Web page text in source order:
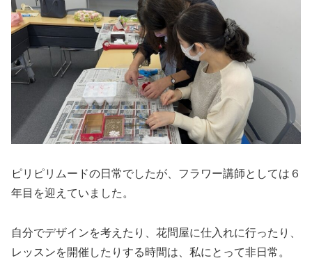
ピリピリムードの日常でしたが、フラワー講師としては６
年目を迎えていました。
自分でデザインを考えたり、花問屋に仕入れに行ったり、
レッスンを開催したりする時間は、私にとって非日常。